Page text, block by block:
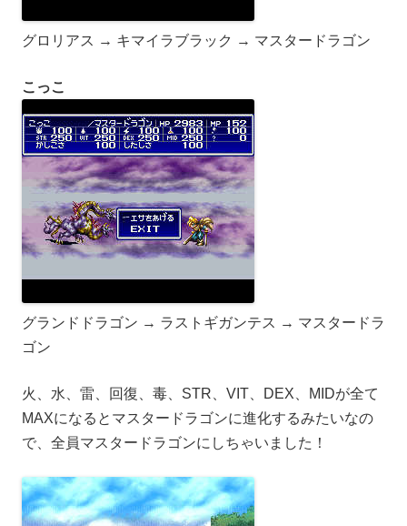
グロリアス → キマイラブラック → マスタードラゴン
こっこ
グランドドラゴン → ラストギガンテス → マスタードラ
ゴン
火、水、雷、回復、毒、STR、VIT、DEX、MIDが全て
MAXになるとマスタードラゴンに進化するみたいなの
で、全員マスタードラゴンにしちゃいました！